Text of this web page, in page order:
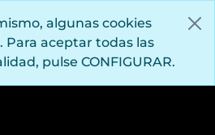
algunas cookies
. Para aceptar todas las
pulse CONFIGURAR.